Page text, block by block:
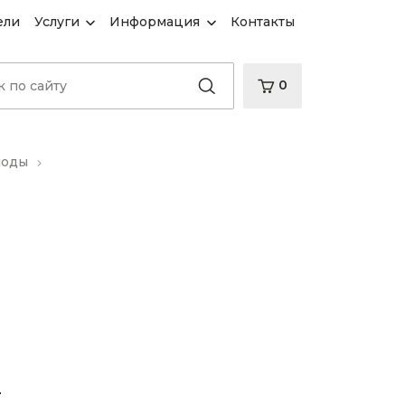
Услуги Информация Контакты
0